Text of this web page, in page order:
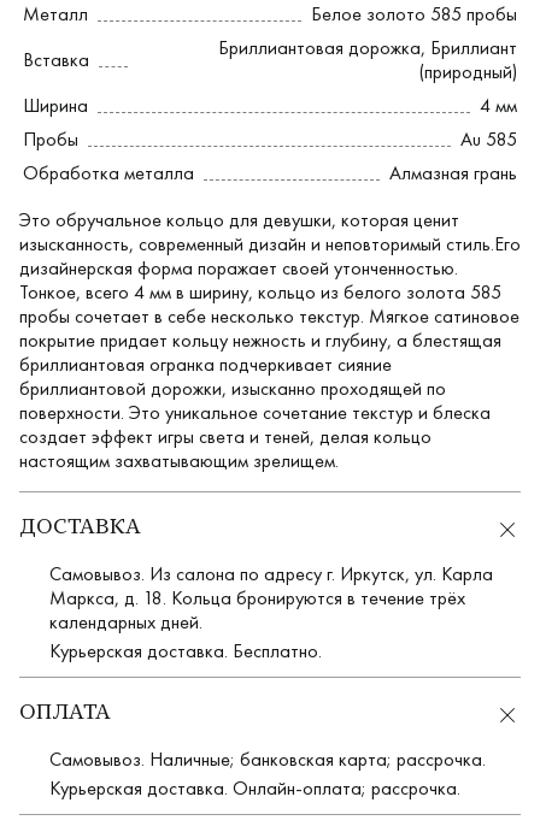
Металл
Белое золото 585 пробы
Вставка
Бриллиантовая дорожка, Бриллиант
(природный)
Ширина
4 мм
Пробы
Au 585
Обработка металла
Алмазная грань
Это обручальное кольцо для девушки, которая ценит
изысканность, современный дизайн и неповторимый стиль.Его
дизайнерская форма поражает своей утонченностью.
Тонкое, всего 4 мм в ширину, кольцо из белого золота 585
пробы сочетает в себе несколько текстур. Мягкое сатиновое
покрытие придает кольцу нежность и глубину, а блестящая
бриллиантовая огранка подчеркивает сияние
бриллиантовой дорожки, изысканно проходящей по
поверхности. Это уникальное сочетание текстур и блеска
создает эффект игры света и теней, делая кольцо
настоящим захватывающим зрелищем.
ДОСТАВКА
Самовывоз. Из салона по адресу г. Иркутск, ул. Карла
Маркса, д. 18. Кольца бронируются в течение трёх
календарных дней.
Курьерская доставка. Бесплатно.
ОПЛАТА
Самовывоз. Наличные; банковская карта; рассрочка.
Курьерская доставка. Онлайн-оплата; рассрочка.